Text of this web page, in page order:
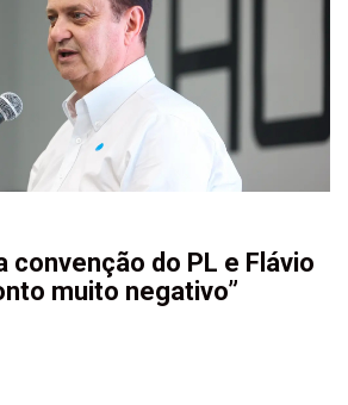
convenção do PL e Flávio
muito negativo”